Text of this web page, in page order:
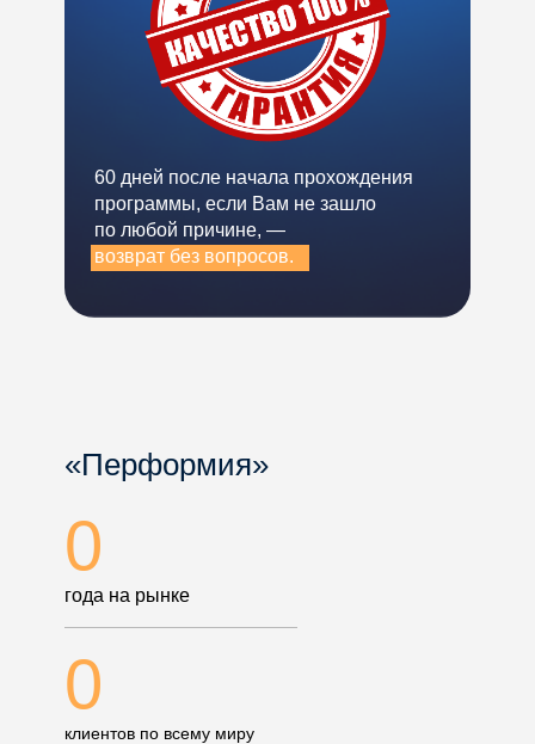
60 дней после начала прохождения
программы, если Вам не зашло
по любой причине, —
возврат без вопросов.
0
0
года на рынке
клиентов по всему миру
«Перформия»